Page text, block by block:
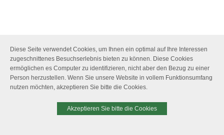
Diese Seite verwendet Cookies, um Ihnen ein optimal auf Ihre Interessen
zugeschnittenes Besuchserlebnis bieten zu können. Diese Cookies
ermöglichen es Computer zu identifizieren, nicht aber den Bezug zu einer
Person herzustellen. Wenn Sie unsere Website in vollem Funktionsumfang
nutzen möchten, akzeptieren Sie bitte die Cookies.
Akzeptieren Sie bitte die Cookies